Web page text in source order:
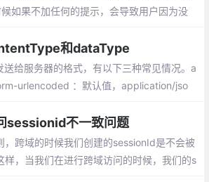
如果不加任何的提示，会导致用户因为没
就需要增加一个等待页面进行提示。
和dataType
给服务器的格式，有以下三种常见情况。a
urlencoded ：默认值，application/jso
sessionid不一致问题
，跨域的时候我们创建的sessionId是不会被
样，当我们在进行跨域访问的时候，我们的s